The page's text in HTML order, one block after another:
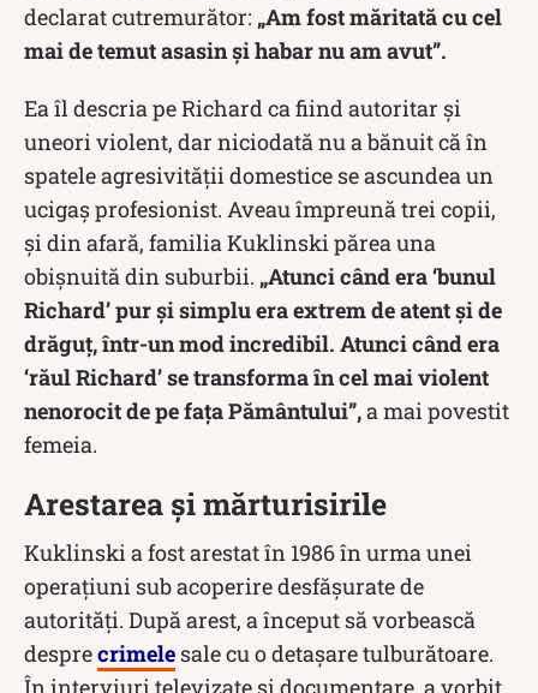
declarat cutremurător: „Am fost măritată cu cel
mai de temut asasin și habar nu am avut”.
Ea îl descria pe Richard ca fiind autoritar și
uneori violent, dar niciodată nu a bănuit că în
spatele agresivității domestice se ascundea un
ucigaș profesionist. Aveau împreună trei copii,
și din afară, familia Kuklinski părea una
obișnuită din suburbii. „Atunci când era ‘bunul
Richard’ pur şi simplu era extrem de atent şi de
drăguţ, într-un mod incredibil. Atunci când era
‘răul Richard’ se transforma în cel mai violent
nenorocit de pe faţa Pământului”,a mai povestit
femeia.
Arestarea și mărturisirile
Kuklinski a fost arestat în 1986 în urma unei
operațiuni sub acoperire desfășurate de
autorități. După arest, a început să vorbească
desprecrimele sale cu o detașare tulburătoare.
În interviuri televizate și documentare, a vorbit